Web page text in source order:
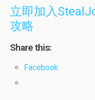
立即加入
攻略
Share this:
Facebook